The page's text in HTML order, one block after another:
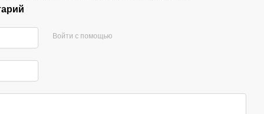
Войти с помощью